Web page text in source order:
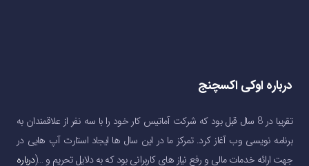
درباره اوکی اکسچنج
تقریبا در 8 سال قبل بود که شرکت آماتیس کار خود را با سه نفر از علاقمندان به
برنامه نویسی وب آغاز کرد. تمرکز ما در این سال ها ایجاد استارت آپ هایی در
جهت ارائه خدمات مالی و رفع نیاز های کاربرانی بود که به دلایل تحریم و …(درباره